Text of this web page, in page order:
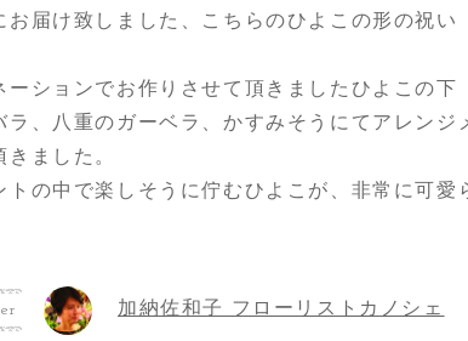
お届け致しました、こちらのひよこの形の祝い
ーションでお作りさせて頂きましたひよこの下
ラ、八重のガーベラ、かすみそうにてアレンジ
ました。
トの中で楽しそうに佇むひよこが、非常に可愛
加納佐和子 フローリストカノシェ